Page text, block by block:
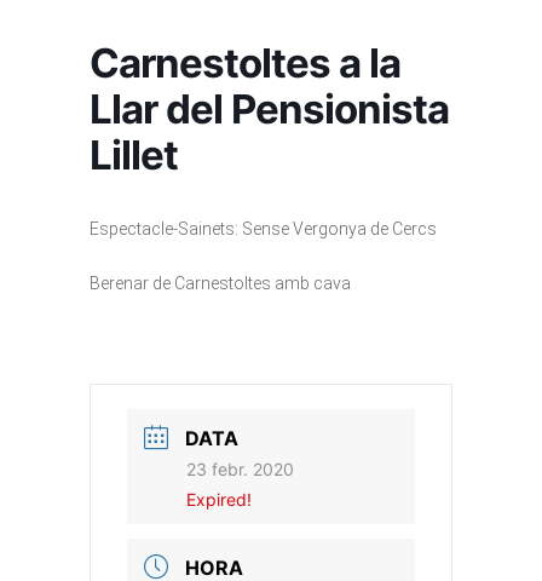
Carnestoltes a la
Llar del Pensionista
Lillet
Espectacle-Sainets: Sense Vergonya de Cercs
Berenar de Carnestoltes amb cava
DATA
23 febr. 2020
Expired!
HORA